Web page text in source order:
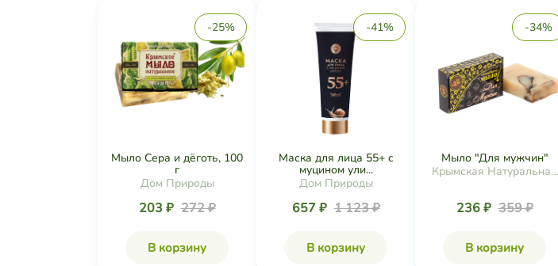
-25%
Мыло Сера и дёготь, 100
г
Дом Природы
203 ₽ 272 ₽
В корзину
-41%
Маска для лица 55+ с
муцином ули...
Дом Природы
657 ₽ 1 123 ₽
В корзину
-34%
Мыло "Для мужчин"
Крымская Натуральная
236 ₽ 359 ₽
В корзину